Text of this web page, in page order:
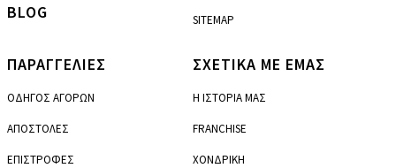
ΠΑΡΑΓΓΕΛΙΕΣ
ΟΔΗΓΟΣ ΑΓΟΡΩΝ
ΑΠΟΣΤΟΛΕΣ
ΕΠΙΣΤΡΟΦΕΣ
SITEMAP
ΣΧΕΤΙΚΑ ΜΕ ΕΜΑΣ
Η ΙΣΤΟΡΙΑ ΜΑΣ
FRANCHISE
ΧΟΝΔΡΙΚΗ
BLOG